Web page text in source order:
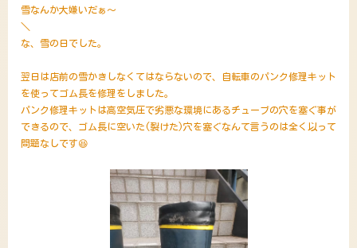
雪なんか大嫌いだぁ～
＼
な、雪の日でした。
翌日は店前の雪かきしなくてはならないので、自転車のパンク修理キット
を使ってゴム長を修理をしました。
パンク修理キットは高空気圧で劣悪な環境にあるチューブの穴を塞ぐ事が
できるので、ゴム長に空いた(裂けた)穴を塞ぐなんて言うのは全く以って
問題なしです😆